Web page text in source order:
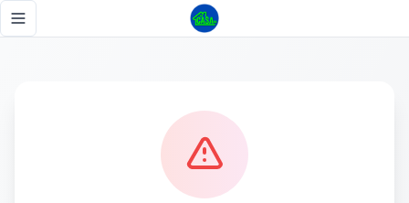
Toggle navigation menu
Página no encontrada - Tu Casa RD